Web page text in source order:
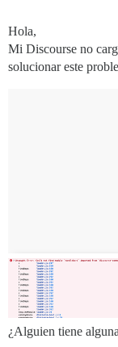
Hola,
Mi Discourse no
solucionar este
¿Alguien tiene